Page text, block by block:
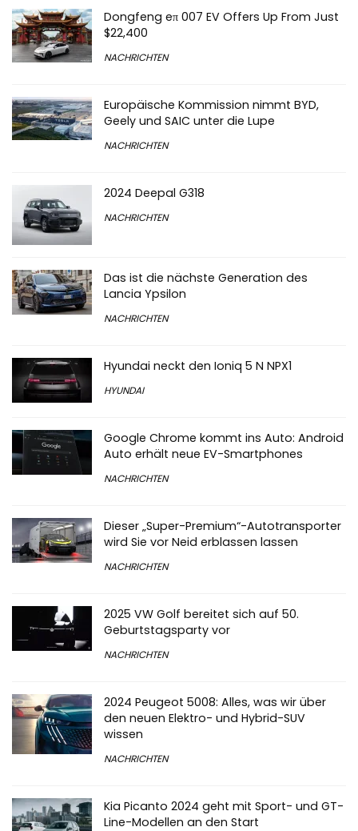
Dongfeng eπ 007 EV Offers Up From Just
$22,400
NACHRICHTEN
Europäische Kommission nimmt BYD,
Geely und SAIC unter die Lupe
NACHRICHTEN
2024 Deepal G318
NACHRICHTEN
Das ist die nächste Generation des
Lancia Ypsilon
NACHRICHTEN
Hyundai neckt den Ioniq 5 N NPX1
HYUNDAI
Google Chrome kommt ins Auto: Android
Auto erhält neue EV-Smartphones
NACHRICHTEN
Dieser „Super-Premium“-Autotransporter
wird Sie vor Neid erblassen lassen
NACHRICHTEN
2025 VW Golf bereitet sich auf 50.
Geburtstagsparty vor
NACHRICHTEN
2024 Peugeot 5008: Alles, was wir über
den neuen Elektro- und Hybrid-SUV
wissen
NACHRICHTEN
Kia Picanto 2024 geht mit Sport- und GT-
Line-Modellen an den Start